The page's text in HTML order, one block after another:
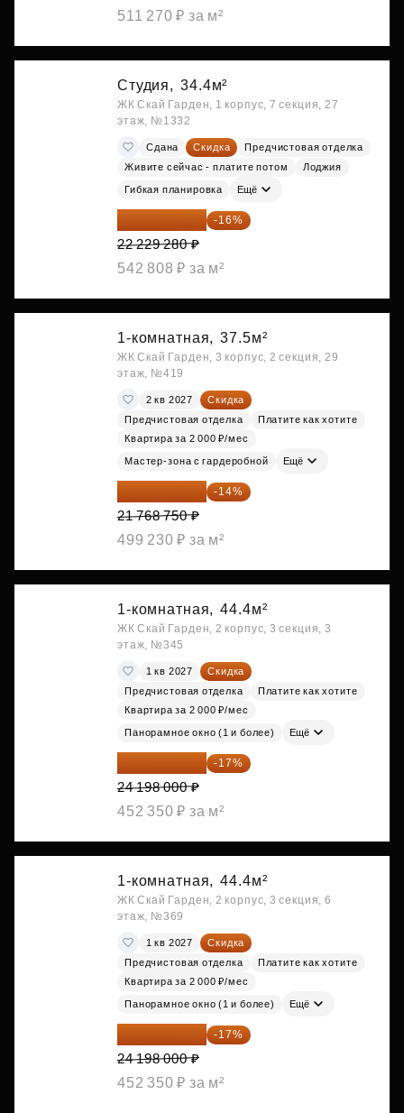
511 270 ₽ за м²
Студия, 34.4м²
ЖК Скай Гарден, 1 корпус, 7 секция, 27
этаж, №1332
Сдана Скидка
Предчистовая отделка
Живите сейчас - платите потом
Лоджия
Гибкая планировка Ещё
18 672 595 ₽ -16%
22 229 280 ₽
542 808 ₽ за м²
1-комнатная, 37.5м²
ЖК Скай Гарден, 3 корпус, 2 секция, 29
этаж, №419
2 кв 2027
Скидка
Предчистовая отделка
Платите как хотите
Квартира за 2 000 ₽/мес
Мастер-зона с гардеробной Ещё
18 721 125 ₽ -14%
21 768 750 ₽
499 230 ₽ за м²
1-комнатная, 44.4м²
ЖК Скай Гарден, 2 корпус, 3 секция, 3
этаж, №345
1 кв 2027
Скидка
Предчистовая отделка
Платите как хотите
Квартира за 2 000 ₽/мес
Панорамное окно (1 и более) Ещё
20 084 340 ₽ -17%
24 198 000 ₽
452 350 ₽ за м²
1-комнатная, 44.4м²
ЖК Скай Гарден, 2 корпус, 3 секция, 6
этаж, №369
1 кв 2027
Скидка
Предчистовая отделка
Платите как хотите
Квартира за 2 000 ₽/мес
Панорамное окно (1 и более) Ещё
20 084 340 ₽ -17%
24 198 000 ₽
452 350 ₽ за м²